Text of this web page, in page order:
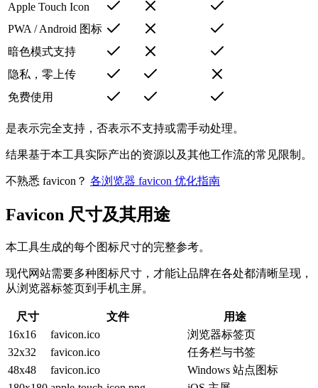
Apple Touch Icon
PWA / Android 图标
暗色模式支持
隐私，零上传
免费使用
是表示完全支持，否表示不支持或需手动处理。
结果基于本工具实际产出的资源以及其他工作流的常见限制。
不熟悉 favicon？ 各浏览器 favicon 优化指南
Favicon 尺寸及其用途
本工具生成的每个图标尺寸的完整参考。
现代网站需要多种图标尺寸，才能让品牌在各处都清晰呈现，
从浏览器标签页到手机主屏。
尺寸 文件
用途
16x16
favicon.ico
浏览器标签页
32x32
favicon.ico
任务栏与书签
48x48
favicon.ico
Windows 站点图标